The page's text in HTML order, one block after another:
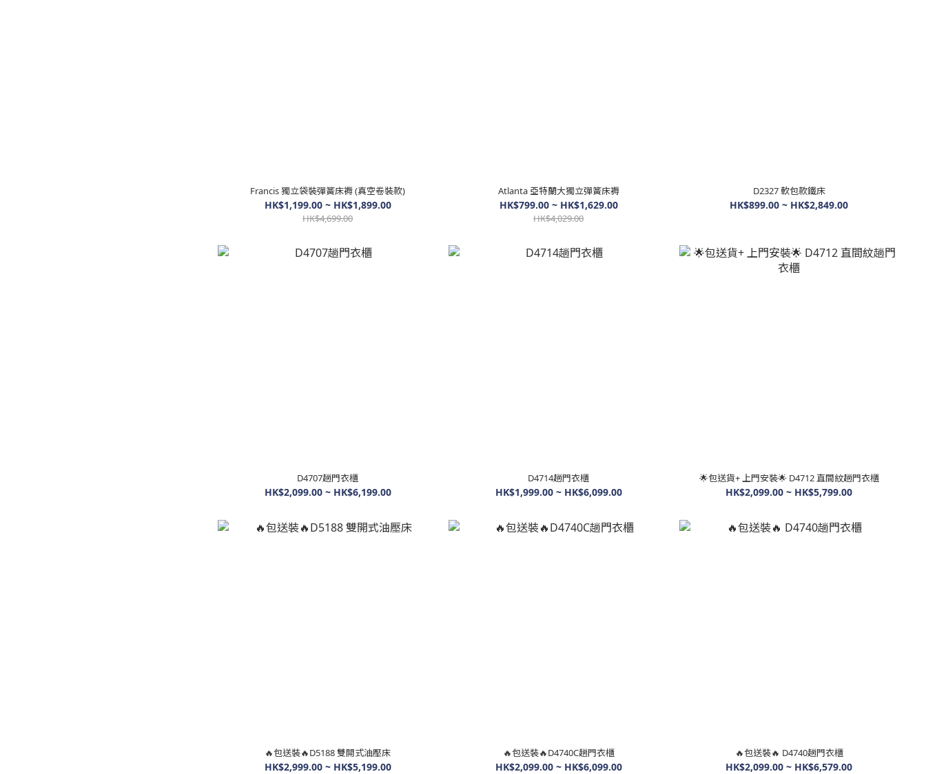
Francis 獨立袋裝彈簧床褥 (真空卷裝款)
HK$1,199.00 ~ HK$1,899.00
HK$4,699.00
Atlanta 亞特蘭大獨立彈簧床褥
HK$799.00 ~ HK$1,629.00
HK$4,029.00
D2327 軟包款鐵床
HK$899.00 ~ HK$2,849.00
D4707趟門衣櫃
HK$2,099.00 ~ HK$6,199.00
D4714趟門衣櫃
HK$1,999.00 ~ HK$6,099.00
🌟包送貨+ 上門安裝🌟 D4712 直間紋趟門衣櫃
HK$2,099.00 ~ HK$5,799.00
🔥包送裝🔥D5188 雙開式油壓床
HK$2,999.00 ~ HK$5,199.00
🔥包送裝🔥D4740C趟門衣櫃
HK$2,099.00 ~ HK$6,099.00
🔥包送裝🔥 D4740趟門衣櫃
HK$2,099.00 ~ HK$6,579.00